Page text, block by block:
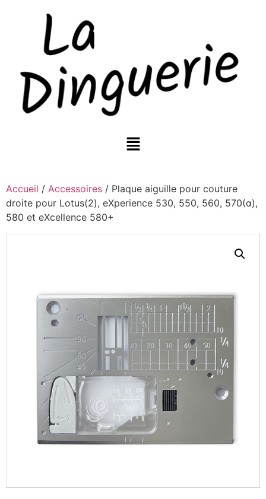
Accueil / Accessoires / Plaque aiguille pour couture
droite pour Lotus(2), eXperience 530, 550, 560, 570(α),
580 et eXcellence 580+